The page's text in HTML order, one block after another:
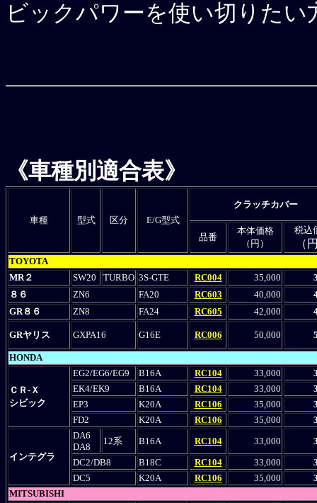
ビックパワーを使い切りた
《車種別適合表》
車種 型式 区分 E/G型式
クラッチカバー
品番
本体価格
（円）
税込
（
TOYOTA
MR２
SW20 TURBO 3S-GTE RC004 35,000
８６
ZN6 FA20 RC603 40,000
GR８６
ZN8 FA24 RC605 42,000
GRヤリス GXPA16 G16E RC006 50,000
HONDA
ＣＲ-Ｘ
シビック
EG2/EG6/EG9 B16A RC104 33,000
EK4/EK9 B16A RC104 33,000
EP3
K20A RC106 35,000
FD2
K20A RC106 35,000
インテグラ
DA6
DA8
12系 B16A RC104 33,000
DC2/DB8
B18C RC104 33,000
DC5
K20A RC106 35,000
MITSUBISHI